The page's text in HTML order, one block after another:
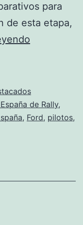
para
de esta etapa,
ganador
del
Rally
de Rally,
, Ford, pilotos,